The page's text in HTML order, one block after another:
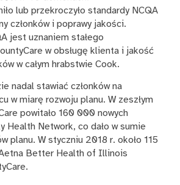
lub przekroczyło standardy NCQA
członków i poprawy jakości.
jest uznaniem stałego
w obsługę klienta i jakość
w całym hrabstwie Cook.
nadal stawiać członków na
w miarę rozwoju planu. W zeszłym
powitało 160 000 nowych
Health Network, co dało w sumie
planu. W styczniu 2018 r. około 115
Better Health of Illinois